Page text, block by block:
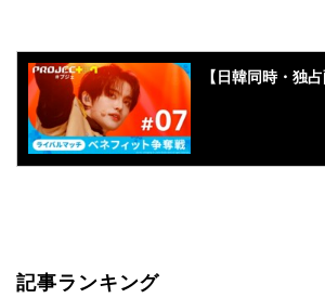
【日韓同時・独
記事ランキング